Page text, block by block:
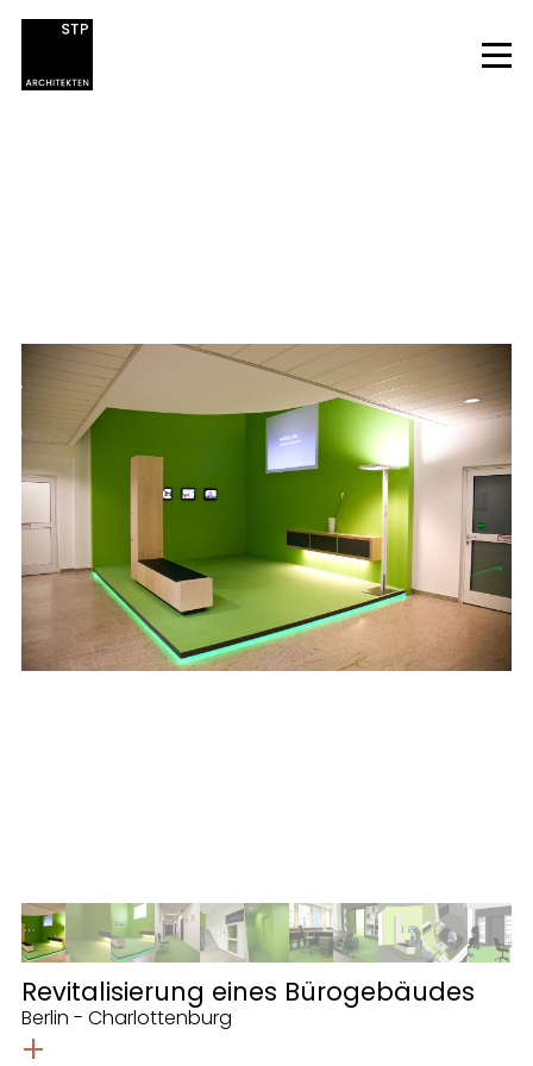
Revitalisierung eines Bürogebäudes
Berlin - Charlottenburg
+